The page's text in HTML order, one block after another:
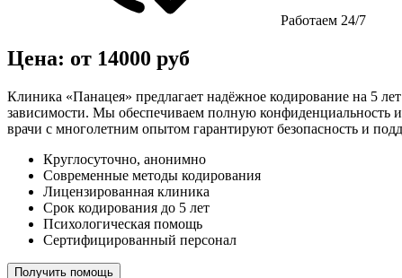
Работаем 24/7
Цена: от 14000 руб
Клиника «Панацея» предлагает надёжное кодирование на 5
зависимости. Мы обеспечиваем полную конфиденциальность
врачи с многолетним опытом гарантируют безопасность и
Круглосуточно, анонимно
Современные методы кодирования
Лицензированная клиника
Срок кодирования до 5 лет
Психологическая помощь
Сертифицированный персонал
Получить помощь